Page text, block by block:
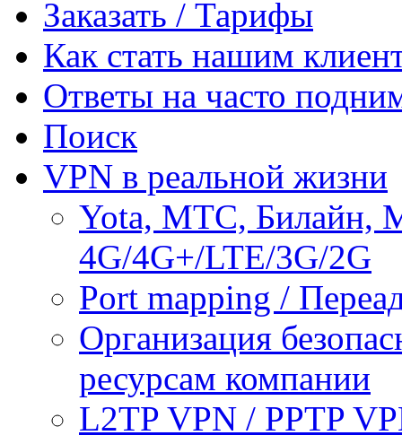
Заказать / Тарифы
Как стать нашим
Ответы на часто
Поиск
VPN в реальной жизни
Yota, МТС, Билайн,
4G/4G+/LTE/3G/2G
Port mapping /
Организация
ресурсам компании
L2TP VPN / PPTP